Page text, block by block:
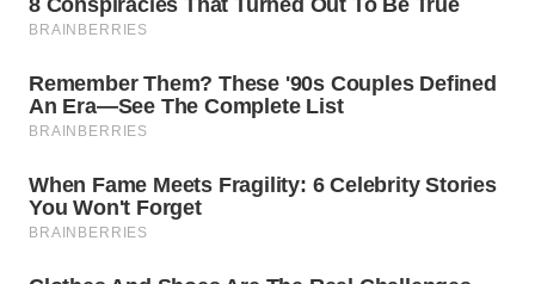
WN
WN
PURWAKARTA
WN
PRIANGAN